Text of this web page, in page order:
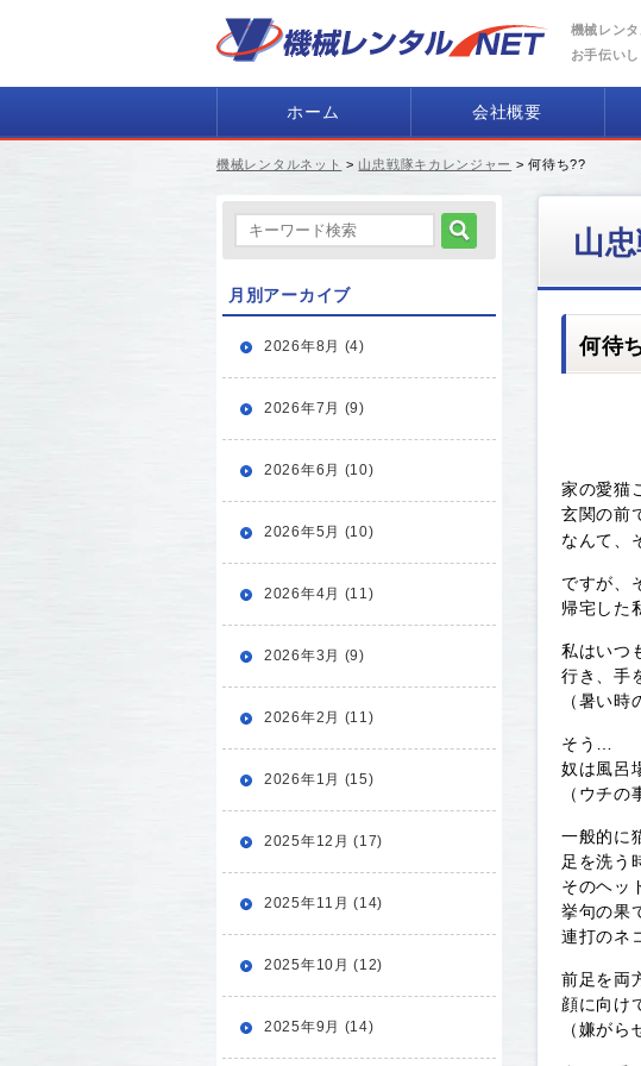
機械レン
お手伝いし
ホーム 会社概要
機械レンタルネット > 山忠戦隊キカレンジャー > 何待ち??
山
何待
家の愛猫
玄関の前
なんて、
ですが、
帰宅した
私はいつ
行き、手
（暑い
そう…
奴は風呂
（ウチの
一般的に
足を洗う
そのヘッ
挙句の果
連打のネ
前足を両
顔に向け
（嫌がら
月別アーカイブ
2026年8月 (4)
2026年7月 (9)
2026年6月 (10)
2026年5月 (10)
2026年4月 (11)
2026年3月 (9)
2026年2月 (11)
2026年1月 (15)
2025年12月 (17)
2025年11月 (14)
2025年10月 (12)
2025年9月 (14)